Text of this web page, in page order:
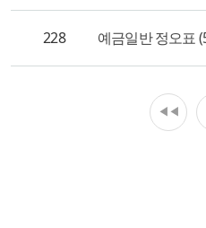
228 예금일반 정오표
◀◀